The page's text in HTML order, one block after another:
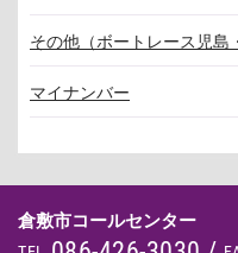
その他（ボートレース児島
マイナンバー
倉敷市コールセンター